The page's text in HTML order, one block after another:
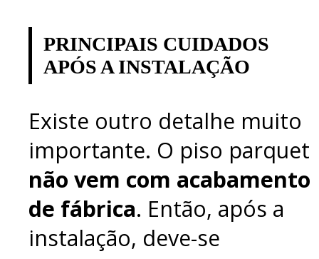
PRINCIPAIS CUIDADOS
APÓS A INSTALAÇÃO
Existe outro detalhe muito
importante. O piso parquet
não vem com acabamento
de fábrica. Então, após a
instalação, deve-se